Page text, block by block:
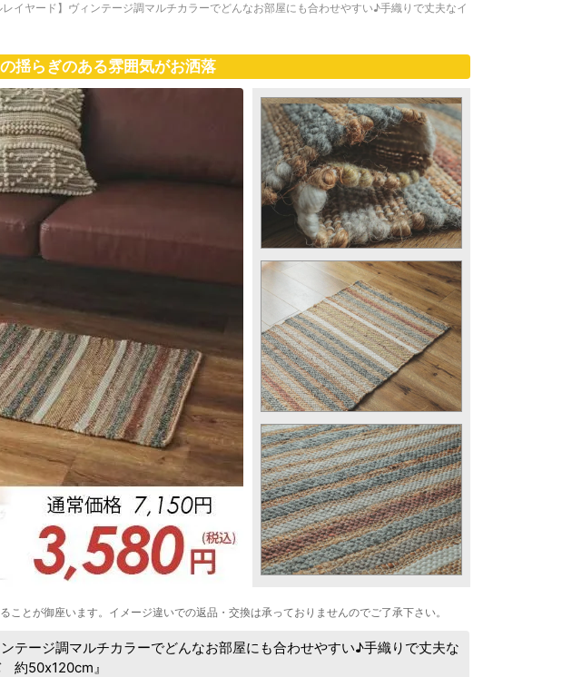
レイヤード】ヴィンテージ調マルチカラーでどんなお部屋にも合わせやすい♪手織りで丈夫なイ
揺らぎのある雰囲気がお洒落
とが御座います。イメージ違いでの返品・交換は承っておりませんのでご了承下さい。
テージ調マルチカラーでどんなお部屋にも合わせやすい♪手織りで丈夫な
約50x120cm』